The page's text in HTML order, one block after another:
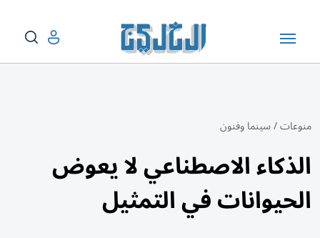
منوعات/سينما وفنون
الذكاء الاصطناعي لا يعوض
الحيوانات في التمثيل